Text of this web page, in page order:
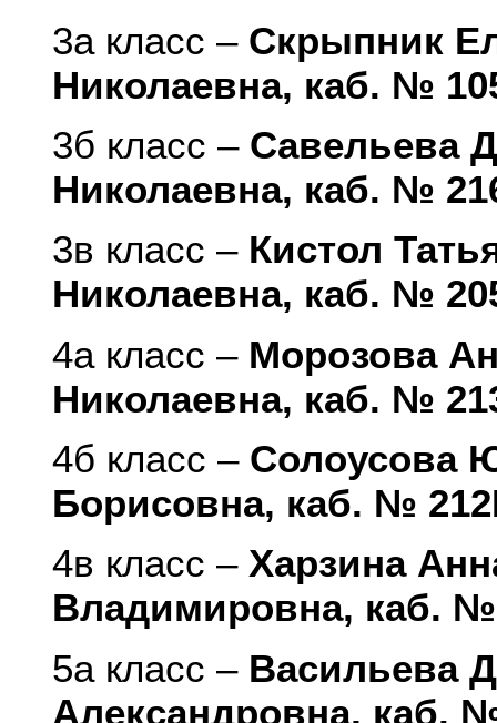
3а класс – Скрыпник
Николаевна, каб. №
3б класс – Савельева
Николаевна, каб. №
3в класс – Кистол
Николаевна, каб. №
4а класс – Морозова
Николаевна, каб. №
4б класс – Солоусова
Борисовна, каб. №
4в класс – Харзина
Владимировна, каб.
5а класс – Васильева
Александровна, каб.